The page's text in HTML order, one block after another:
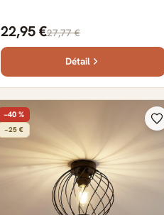
22,95 €27,77 €
Détail
−40 %
−25 €